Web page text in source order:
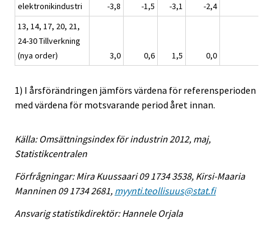
elektronikindustri
-3,8 -1,5 -3,1 -2,4
13, 14, 17, 20, 21,
24-30 Tillverkning
(nya order)
3,0 0,6 1,5 0,0
1) I årsförändringen jämförs värdena för referensperioden
med värdena för motsvarande period året innan.
Källa: Omsättningsindex för industrin 2012, maj,
Statistikcentralen
Förfrågningar: Mira Kuussaari 09 1734 3538, Kirsi-Maaria
Manninen 09 1734 2681, myynti.teollisuus@stat.fi
Ansvarig statistikdirektör: Hannele Orjala